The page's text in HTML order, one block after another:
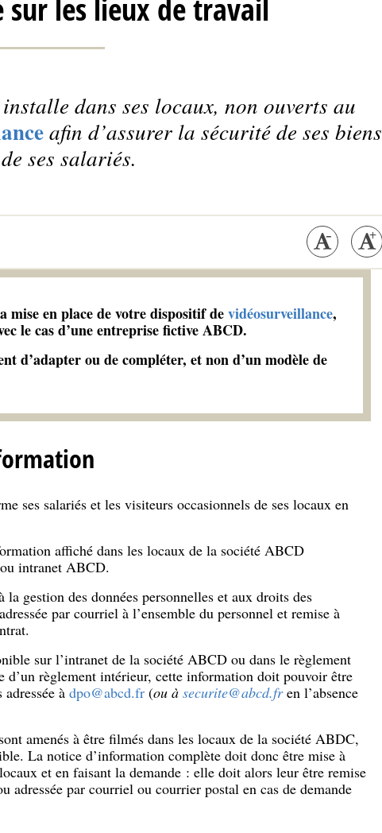
les lieux de travail
dans ses locaux, non ouverts au
afin d’assurer la sécurité de ses biens
ses salariés.
mise en place de votre dispositif devidéosurveillance,
le cas d’une entreprise fictive ABCD.
d’adapter ou de compléter, et non d’un modèle de
ses salariés et les visiteurs occasionnels de ses locaux en
affiché dans les locaux de la société ABCD
intranet ABCD.
gestion des données personnelles et aux droits des
par courriel à l’ensemble du personnel et remise à
sur l’intranet de la société ABCD ou dans le règlement
d’un règlement intérieur, cette information doit pouvoir être
à dpo@abcd.fr(ou à securite@abcd.fren l’absence
amenés à être filmés dans les locaux de la société ABDC,
La notice d’information complète doit donc être mise à
et en faisant la demande : elle doit alors leur être remise
adressée par courriel ou courrier postal en cas de demande